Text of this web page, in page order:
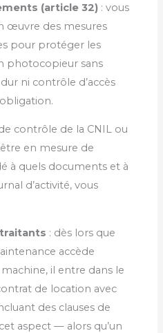
(article 32) : vous
œuvre des mesures
pour protéger les
photocopieur sans
ni contrôle d’accès
contrôle de la CNIL ou
en mesure de
à quels documents et à
d’activité, vous
: dès lors que
accède
il entre dans le
de location avec
des clauses de
aspect — alors qu’un